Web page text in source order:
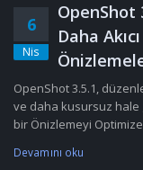
6
Nis
OpenShot
Daha
OpenShot 3.5.1,
ve daha kusursuz hale
bir Önizlemeyi Optimize
Devamını oku